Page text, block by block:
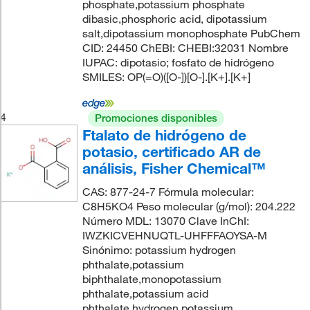
phosphate,potassium phosphate
dibasic,phosphoric acid, dipotassium
salt,dipotassium monophosphate PubChem
CID: 24450 ChEBI: CHEBI:32031 Nombre
IUPAC: dipotasio; fosfato de hidrógeno
SMILES: OP(=O)([O-])[O-].[K+].[K+]
4 Promociones disponibles
Ftalato de hidrógeno de
potasio, certificado AR de
análisis, Fisher Chemical™
CAS: 877-24-7 Fórmula molecular:
C8H5KO4 Peso molecular (g/mol): 204.222
Número MDL: 13070 Clave InChI:
IWZKICVEHNUQTL-UHFFFAOYSA-M
Sinónimo: potassium hydrogen
phthalate,potassium
biphthalate,monopotassium
phthalate,potassium acid